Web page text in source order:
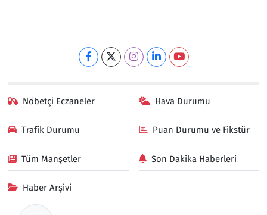
Nöbetçi Eczaneler Hava Durumu
Trafik Durumu Puan Durumu ve Fikstür
Tüm Manşetler Son Dakika Haberleri
Haber Arşivi